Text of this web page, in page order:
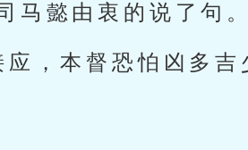
马懿由衷的说了句。
，本督恐怕凶多吉